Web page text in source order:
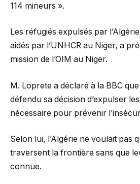
114 mineurs ».
Les réfugiés expulsés par
aidés par l’UNHCR au Niger, a
mission de l’OIM au Niger.
M. Loprete a déclaré à la BBC que
défendu sa décision d’expulser
nécessaire pour prévenir
Selon lui, l’Algérie ne voulait pas
traversent la frontière sans que
connue.